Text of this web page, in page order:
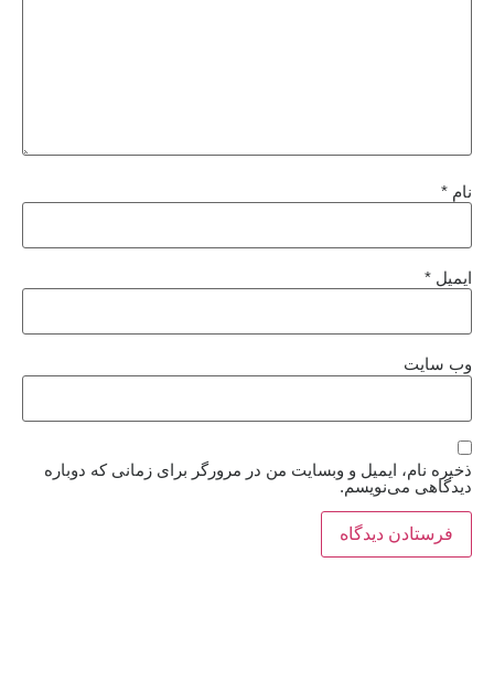
نام *
ایمیل *
وب‌ سایت
ذخیره نام، ایمیل و وبسایت من در مرورگر برای زمانی که دوباره
دیدگاهی می‌نویسم.